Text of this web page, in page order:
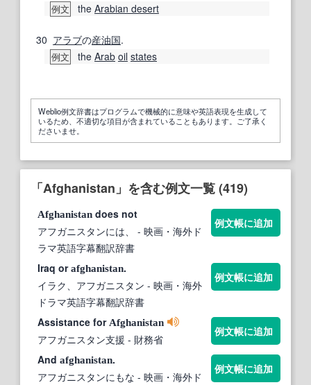
例文 the Arabian desert
30 アラブの産油国.
例文 the Arab oil states
Weblio例文辞書はプログラムで機械的に意味や英語表現を生成して
いるため、不適切な項目が含まれていることもあります。ご了承く
ださいませ。
「Afghanistan」を含む例文一覧 (419)
Afghanistan does not
アフガニスタンには、
- 映画・海外ド
ラマ英語字幕翻訳辞書
例文帳に追加
Iraq orafghanistan.
イラク、アフガニスタン - 映画・海外
ドラマ英語字幕翻訳辞書
例文帳に追加
Assistance for Afghanistan
アフガニスタン支援 - 財務省
例文帳に追加
And afghanistan.
アフガニスタンにもな - 映画・海外ド
例文帳に追加